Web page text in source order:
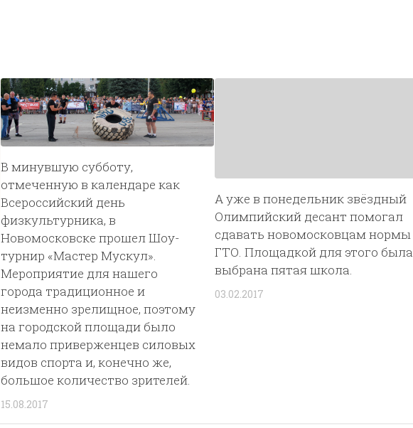
В минувшую субботу,
отмеченную в календаре как
Всероссийский день
физкультурника, в
Новомосковске прошел Шоу-
турнир «Мастер Мускул».
Мероприятие для нашего
города традиционное и
неизменно зрелищное, поэтому
на городской площади было
немало приверженцев силовых
видов спорта и, конечно же,
большое количество зрителей.
15.08.2017
А уже в понедельник звёздный
Олимпийский десант помогал
сдавать новомосковцам нормы
ГТО. Площадкой для этого была
выбрана пятая школа.
03.02.2017